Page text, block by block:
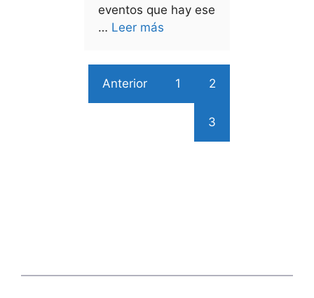
eventos que hay ese
… Leer más
Anterior 1 2
3